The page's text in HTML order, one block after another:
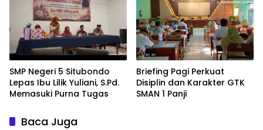
SMP Negeri 5 Situbondo
Lepas Ibu Lilik Yuliani, S.Pd.
Memasuki Purna Tugas
Briefing Pagi Perkuat
Disiplin dan Karakter GTK
SMAN 1 Panji
Baca Juga